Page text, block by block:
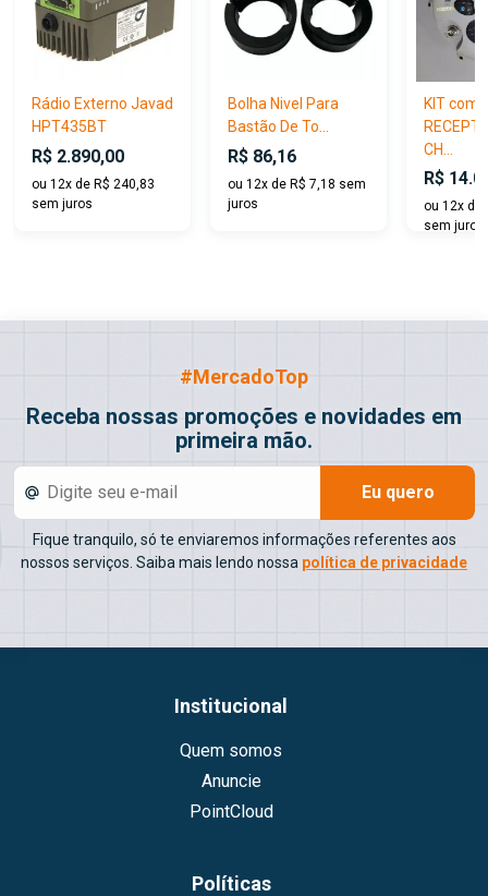
Rádio Externo Javad
HPT435BT
R$ 2.890,00
ou 12x de R$ 240,83
sem juros
Bolha Nivel Para
Bastão De To...
R$ 86,16
ou 12x de R$ 7,18 sem
juros
KIT com
CH...
R$
ou 12x de
sem juros
#MercadoTop
Receba nossas promoções e novidades em
primeira mão.
Eu quero
Fique tranquilo, só te enviaremos informações referentes aos
nossos serviços. Saiba mais lendo nossa política de privacidade
Institucional
Quem somos
Anuncie
PointCloud
Políticas